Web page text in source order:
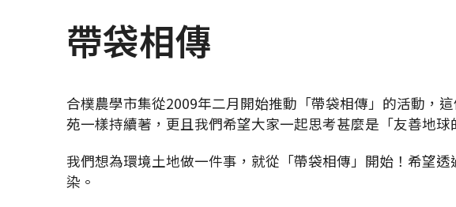
帶袋相傳
合樸農學市集從2009年二月開始推動「帶袋相傳」的活動，
苑一樣持續著，更且我們希望大家一起思考甚麼是「友善地球
我們想為環境土地做一件事，就從「帶袋相傳」開始！希望
染。